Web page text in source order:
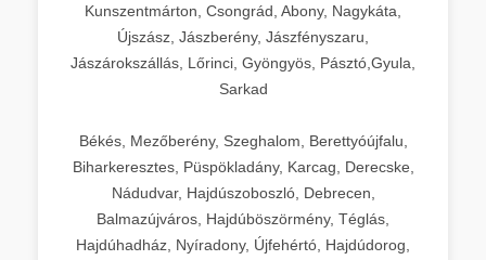
Kunszentmárton, Csongrád, Abony, Nagykáta,
Újszász, Jászberény, Jászfényszaru,
Jászárokszállás, Lőrinci, Gyöngyös, Pásztó,Gyula,
Sarkad
Békés, Mezőberény, Szeghalom, Berettyóújfalu,
Biharkeresztes, Püspökladány, Karcag, Derecske,
Nádudvar, Hajdúszoboszló, Debrecen,
Balmazújváros, Hajdúböszörmény, Téglás,
Hajdúhadház, Nyíradony, Újfehértó, Hajdúdorog,